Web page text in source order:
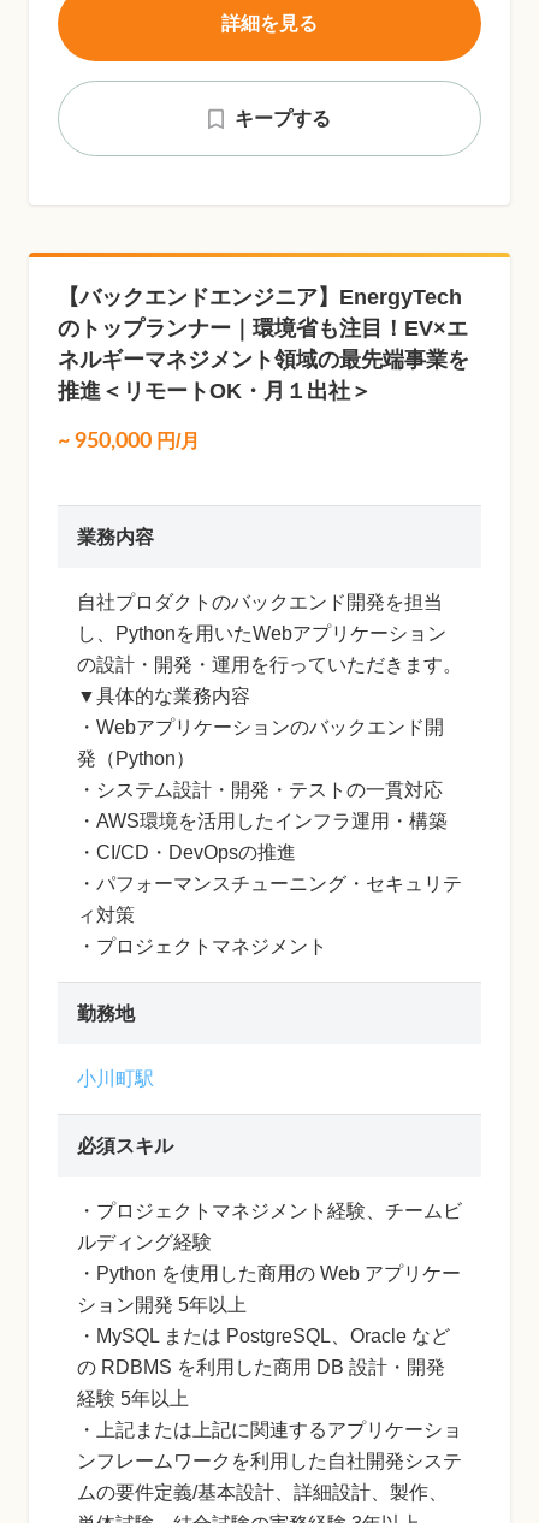
キープする
詳細を見る
【バックエンドエンジニア】EnergyTech
のトップランナー｜環境省も注目！EV×エ
ネルギーマネジメント領域の最先端事業を
推進＜リモートOK・月１出社＞
~ 950,000 円/月
業務内容
自社プロダクトのバックエンド開発を担当
し、Pythonを用いたWebアプリケーション
の設計・開発・運用を行っていただきます。
▼具体的な業務内容
・Webアプリケーションのバックエンド開
発（Python）
・システム設計・開発・テストの一貫対応
・AWS環境を活用したインフラ運用・構築
・CI/CD・DevOpsの推進
・パフォーマンスチューニング・セキュリテ
ィ対策
・プロジェクトマネジメント
勤務地
小川町駅
必須スキル
・プロジェクトマネジメント経験、チームビ
ルディング経験
・Python を使用した商用の Web アプリケー
ション開発 5年以上
・MySQL または PostgreSQL、Oracle など
の RDBMS を利用した商用 DB 設計・開発
経験 5年以上
・上記または上記に関連するアプリケーショ
ンフレームワークを利用した自社開発システ
ムの要件定義/基本設計、詳細設計、製作、